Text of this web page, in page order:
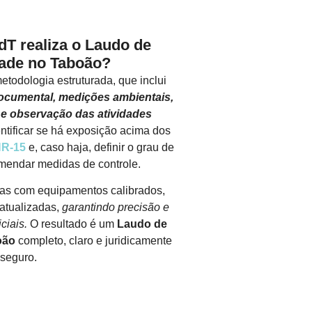
realiza o Laudo de
no Taboão?
estruturada, que inclui
medições ambientais,
observação das atividades
se há exposição acima dos
15 e, caso haja, definir o grau de
medidas de controle.
com equipamentos calibrados,
garantindo precisão e
O resultado é um Laudo de
completo, claro e juridicamente
seguro.